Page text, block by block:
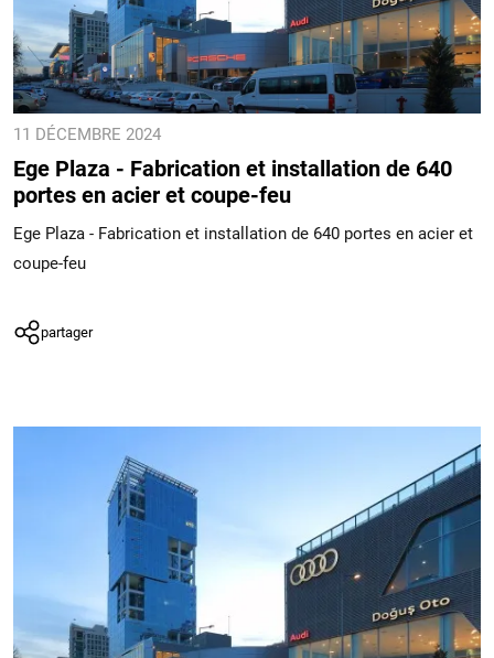
11 DÉCEMBRE 2024
Ege Plaza - Fabrication et installation de 640
portes en acier et coupe-feu
Ege Plaza - Fabrication et installation de 640 portes en acier et
coupe-feu
partager